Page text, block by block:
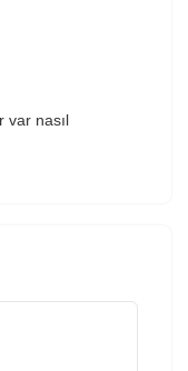
var nasıl